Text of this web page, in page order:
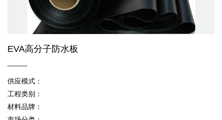
EVA高分子防水板
供应模式：
工程类别：
材料品牌：